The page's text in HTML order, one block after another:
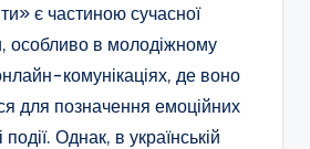
є частиною сучасної
особливо в молодіжному
комунікаціях, де воно
для позначення емоційних
Однак, в українській